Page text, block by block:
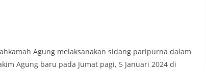
Agung melaksanakan sidang paripurna dalam
Agung baru pada Jumat pagi, 5 Januari 2024 di